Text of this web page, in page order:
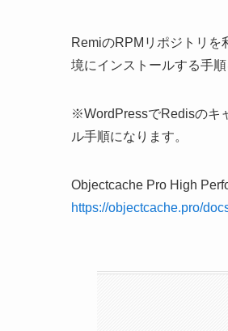
RemiのRPMリポジトリ
境にインストールする手順
※WordPressでRedisのキ
ル手順になります。
Objectcache Pro High
https://objectcache.pro/